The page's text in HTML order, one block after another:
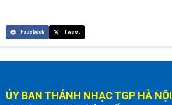
Facebook Tweet
ỦY BAN THÁNH NHẠC TGP HÀ NỘI